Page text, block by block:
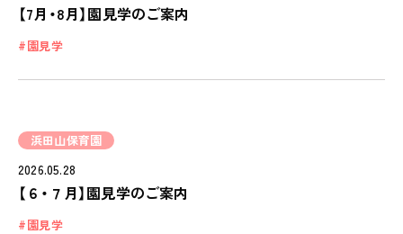
【7月・8月】園見学のご案内
園見学
浜田山保育園
2026.05.28
【６・７月】園見学のご案内
園見学